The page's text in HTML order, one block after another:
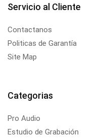
Servicio al Cliente
Contactanos
Politicas de Garantía
Site Map
Categorias
Pro Audio
Estudio de Grabación